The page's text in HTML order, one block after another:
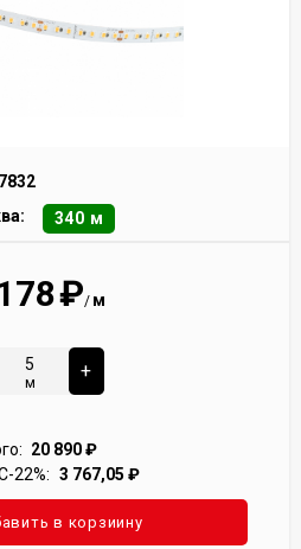
340 м
₽/ м
м
+
20 890₽
22%: 3 767,05 ₽
в корзиину